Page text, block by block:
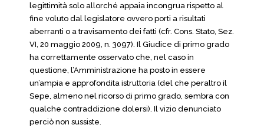
legittimità solo allorché appaia incongrua rispetto al
fine voluto dal legislatore ovvero porti a risultati
aberranti o a travisamento dei fatti (cfr. Cons. Stato, Sez.
VI, 20 maggio 2009, n. 3097). Il Giudice di primo grado
ha correttamente osservato che, nel caso in
questione, l’Amministrazione ha posto in essere
un’ampia e approfondita istruttoria (del che peraltro il
Sepe, almeno nel ricorso di primo grado, sembra con
qualche contraddizione dolersi). Il vizio denunciato
perciò non sussiste.